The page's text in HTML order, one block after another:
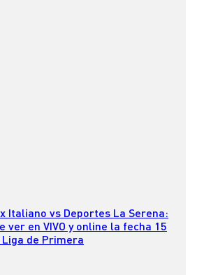
Italiano vs Deportes La Serena:
ver en VIVO y online la fecha 15
Liga de Primera